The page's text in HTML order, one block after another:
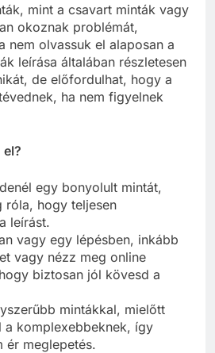
mint a csavart minták vagy
okoznak problémát,
nem olvassuk el alaposan a
leírása általában részletesen
de előfordulhat, hogy a
ha nem figyelnek
egy bonyolult mintát,
róla, hogy teljesen
leírást.
vagy egy lépésben, inkább
vagy nézz meg online
biztosan jól kövesd a
mintákkal, mielőtt
a komplexebbeknek, így
ér meglepetés.